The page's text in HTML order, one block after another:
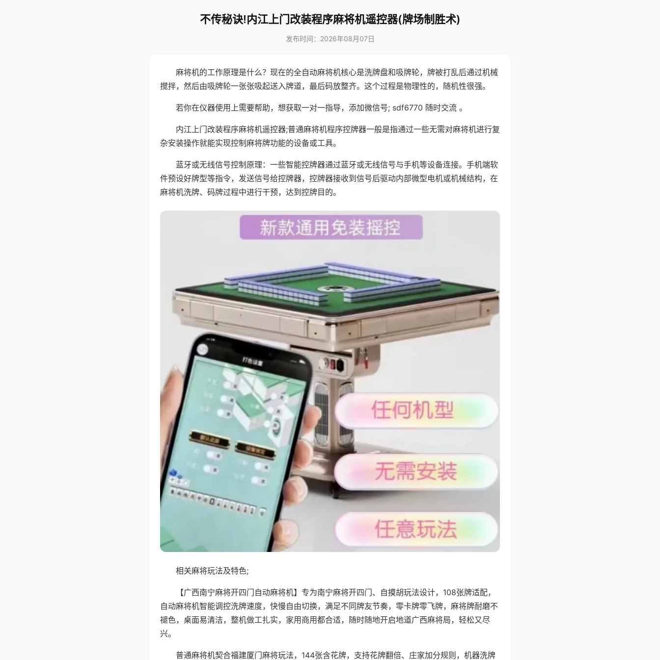
不传秘诀!内江上门改装程序麻将机遥控器(牌场制胜术)
发布时间：2026年08月07日
麻将机的工作原理是什么？现在的全自动麻将机核心是洗牌盘和吸牌轮，牌被打乱后通过机械
搅拌，然后由吸牌轮一张张吸起送入牌道，最后码放整齐。这个过程是物理性的，随机性很强。
若你在仪器使用上需要帮助，想获取一对一指导，添加微信号; sdf6770 随时交流 。
内江上门改装程序麻将机遥控器;普通麻将机程序控牌器一般是指通过一些无需对麻将机进行复
杂安装操作就能实现控制麻将牌功能的设备或工具。
蓝牙或无线信号控制原理：一些智能控牌器通过蓝牙或无线信号与手机等设备连接。手机端软
件预设好牌型等指令，发送信号给控牌器，控牌器接收到信号后驱动内部微型电机或机械结构，在
麻将机洗牌、码牌过程中进行干预，达到控牌目的。
相关麻将玩法及特色;
【广西南宁麻将开四门自动麻将机】专为南宁麻将开四门、自摸胡玩法设计，108张牌适配，
自动麻将机智能调控洗牌速度，快慢自由切换，满足不同牌友节奏，零卡牌零飞牌，麻将牌耐磨不
褪色，桌面易清洁，整机做工扎实，家用商用都合适，随时随地开启地道广西麻将局，轻松又尽
兴。
普通麻将机契合福建厦门麻将玩法，144张含花牌，支持花牌翻倍、庄家加分规则，机器洗牌